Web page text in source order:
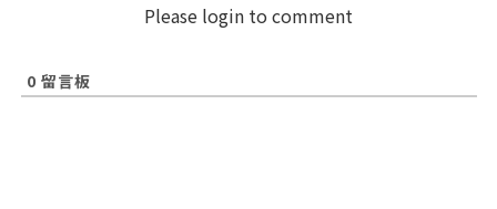
Please login to comment
0 留言板